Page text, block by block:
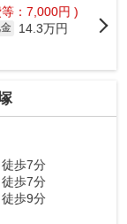
：7,000円 )
14.3万円
徒歩7分
徒歩7分
徒歩9分